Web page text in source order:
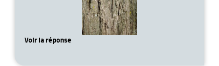
Voir la réponse